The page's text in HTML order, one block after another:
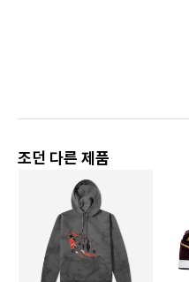
조던 다른 제품